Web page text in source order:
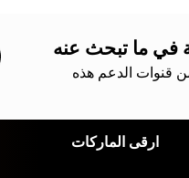
في ما تبحث عنه
قنوات الدعم هذه
ارقى الماركات